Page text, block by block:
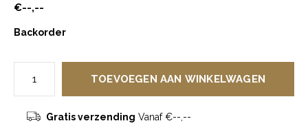
€--,--
Backorder
TOEVOEGEN AAN WINKELWAGEN
Gratis verzending Vanaf €--,--